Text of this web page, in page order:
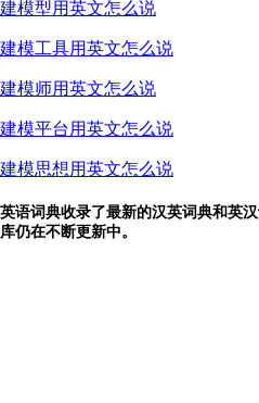
建模型用英文怎么说
建模工具用英文怎么说
建模师用英文怎么说
建模平台用英文怎么说
建模思想用英文怎么说
英语词典收录了最新的汉英词典和英
库仍在不断更新中。